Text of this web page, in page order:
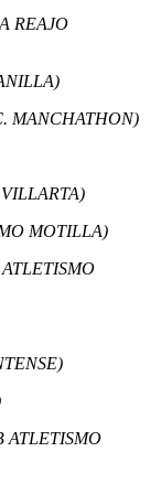
REAJO
MANCHATHON)
MOTILLA)
ATLETISMO